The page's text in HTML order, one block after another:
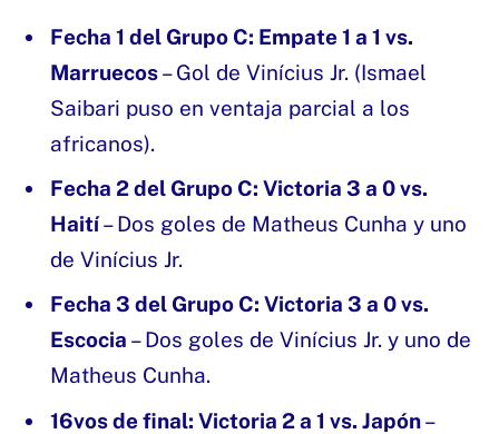
Fecha 1 del Grupo C: Empate 1 a 1 vs.
Marruecos– Gol de Vinícius Jr. (Ismael
Saibari puso en ventaja parcial a los
africanos).
Fecha 2 del Grupo C: Victoria 3 a 0 vs.
Haití– Dos goles de Matheus Cunha y uno
de Vinícius Jr.
Fecha 3 del Grupo C: Victoria 3 a 0 vs.
Escocia – Dos goles de Vinícius Jr. y uno de
Matheus Cunha.
16vos de final: Victoria 2 a 1 vs. Japón–